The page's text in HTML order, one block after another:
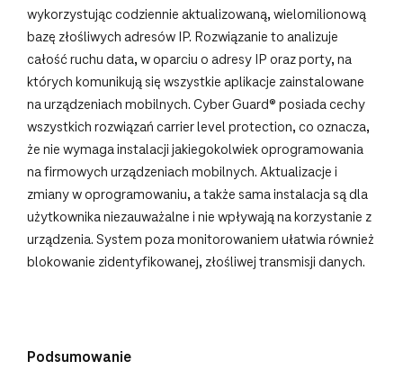
wykorzystując codziennie aktualizowaną, wielomilionową
bazę złośliwych adresów IP. Rozwiązanie to analizuje
całość ruchu data, w oparciu o adresy IP oraz porty, na
których komunikują się wszystkie aplikacje zainstalowane
na urządzeniach mobilnych. Cyber Guard® posiada cechy
wszystkich rozwiązań carrier level protection, co oznacza,
że nie wymaga instalacji jakiegokolwiek oprogramowania
na firmowych urządzeniach mobilnych. Aktualizacje i
zmiany w oprogramowaniu, a także sama instalacja są dla
użytkownika niezauważalne i nie wpływają na korzystanie z
urządzenia. System poza monitorowaniem ułatwia również
blokowanie zidentyfikowanej, złośliwej transmisji danych.
Podsumowanie